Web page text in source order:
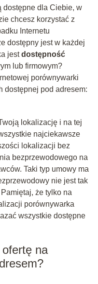
dostępne dla Ciebie, w
chcesz korzystać z
Internetu
dostępny jest w każdej
jestdostępność
lub firmowym?
porównywarki
dostępnej pod adresem:
lokalizację i na tej
najciekawsze
lokalizacji bez
bezprzewodowego na
Taki typ umowy ma
nie jest tak
że tylko na
porównywarka
wszystkie dostępne
na